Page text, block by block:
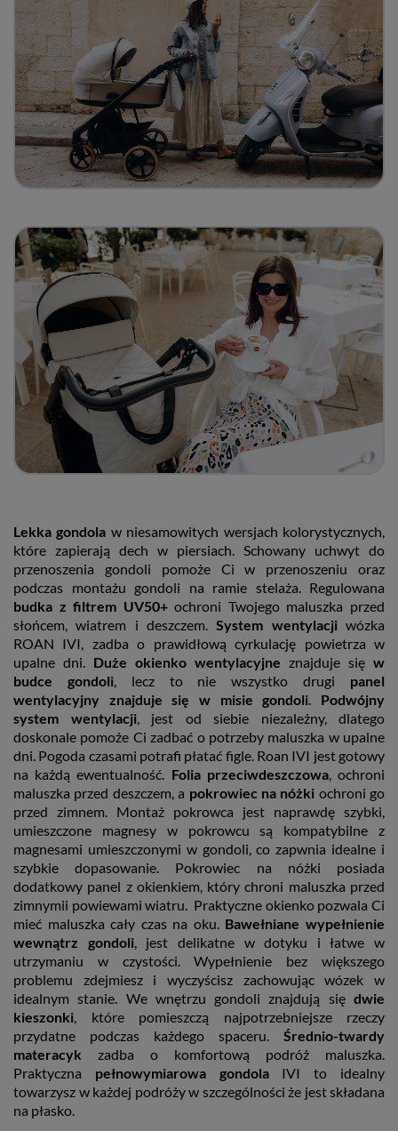
Lekka gondola w niesamowitych wersjach kolorystycznych,
które zapierają dech w piersiach. Schowany uchwyt do
przenoszenia gondoli pomoże Ci w przenoszeniu oraz
podczas montażu gondoli na ramie stelaża. Regulowana
budka z filtrem UV50+ochroni Twojego maluszka przed
słońcem, wiatrem i deszczem.System wentylacjiwózka
ROAN IVI, zadba o prawidłową cyrkulację powietrza w
upalne dni. Duże okienko wentylacyjne znajduje się w
budce gondoli, lecz to nie wszystko drugi panel
wentylacyjny znajduje się w misie gondoli. Podwójny
system wentylacji, jest od siebie niezależny, dlatego
doskonale pomoże Ci zadbać o potrzeby maluszka w upalne
dni. Pogoda czasami potrafi płatać figle. Roan IVI jest gotowy
na każdą ewentualność. Folia przeciwdeszczowa, ochroni
maluszka przed deszczem, a pokrowiec na nóżki ochroni go
przed zimnem. Montaż pokrowca jest naprawdę szybki,
umieszczone magnesy w pokrowcu są kompatybilne z
magnesami umieszczonymi w gondoli, co zapwnia idealne i
szybkie dopasowanie. Pokrowiec na nóżki posiada
dodatkowy panel z okienkiem, który chroni maluszka przed
zimnymii powiewami wiatru. Praktyczne okienko pozwala Ci
mieć maluszka cały czas na oku. Bawełniane wypełnienie
wewnątrz gondoli, jest delikatne w dotyku i łatwe w
utrzymaniu w czystości. Wypełnienie bez większego
problemu zdejmiesz i wyczyścisz zachowując wózek w
idealnym stanie. We wnętrzu gondoli znajdują się dwie
kieszonki, które pomieszczą najpotrzebniejsze rzeczy
przydatne podczas każdego spaceru. Średnio-twardy
materacyk zadba o komfortową podróż maluszka.
Praktyczna pełnowymiarowa gondolaIVI to idealny
towarzysz w każdej podróży w szczególności że jest składana
na płasko.